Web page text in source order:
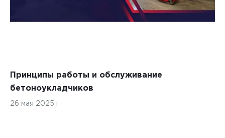
Принципы работы и обслуживание
бетоноукладчиков
26 мая 2025 г